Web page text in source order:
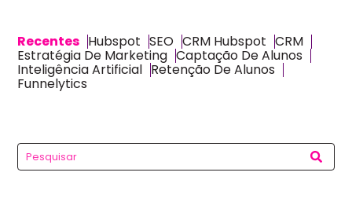
Recentes Hubspot SEO CRM Hubspot CRM
Estratégia De Marketing Captação De Alunos
Inteligência Artificial Retenção De Alunos
Funnelytics